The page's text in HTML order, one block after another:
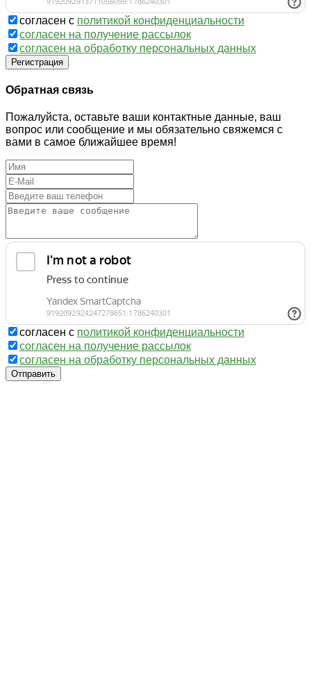
согласен с политикой конфиденциальности
согласен на получение рассылок
согласен на обработку персональных данных
Регистрация
Обратная связь
Пожалуйста, оставьте ваши контактные данные, ваш
вопрос или сообщение и мы обязательно свяжемся с
вами в самое ближайшее время!
согласен с политикой конфиденциальности
согласен на получение рассылок
согласен на обработку персональных данных
Отправить